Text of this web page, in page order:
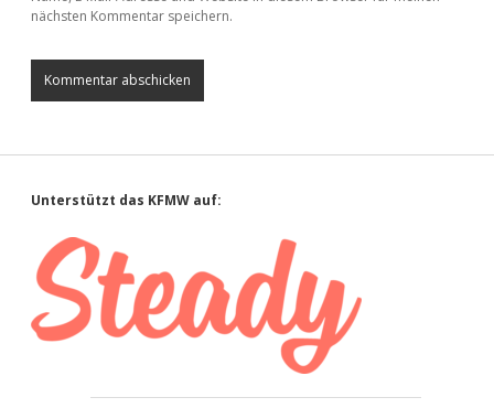
nächsten Kommentar speichern.
Sidebar
Unterstützt das KFMW auf: